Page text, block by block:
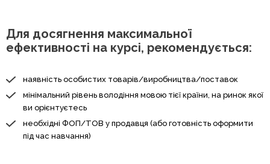
Для досягнення максимальної
ефективності на курсі, рекомендується:
наявність особистих товарів/виробництва/поставок
мінімальний рівень володіння мовою тієї країни, на ринок якої
ви орієнтуєтесь
необхідні ФОП/ТОВ у продавця (або готовність оформити
під час навчання)